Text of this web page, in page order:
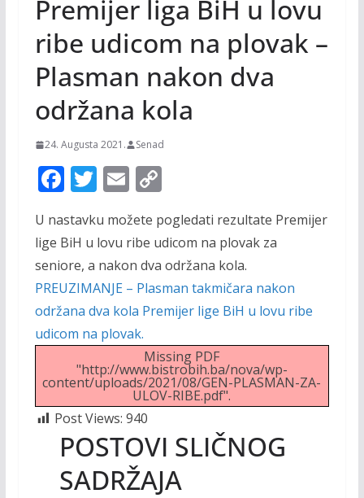
Premijer liga BiH u lovu
ribe udicom na plovak –
Plasman nakon dva
održana kola
24. Augusta 2021. Senad
F
e
b
o
o
k
T
itt
er
E
m
ai
l
C
p
y
Li
n
U nastavku možete pogledati rezultate Premijer
lige BiH u lovu ribe udicom na plovak za
seniore, a nakon dva održana kola.
PREUZIMANJE – Plasman takmičara nakon
održana dva kola Premijer lige BiH u lovu ribe
udicom na plovak.
Missing PDF
"http://www.bistrobih.ba/nova/wp-
content/uploads/2021/08/GEN-PLASMAN-ZA-
ULOV-RIBE.pdf".
Post Views: 940
POSTOVI SLIČNOG
SADRŽAJA